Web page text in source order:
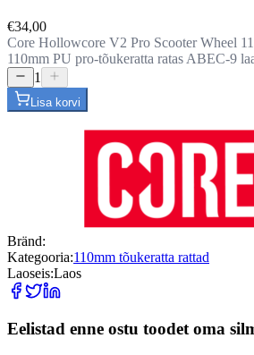
€34,00
Core Hollowcore V2 Pro Scooter Wheel
110mm PU pro-tõukeratta ratas ABEC-9
1
Lisa korvi
Bränd:
Kategooria:110mm tõukeratta rattad
Laoseis:Laos
Eelistad enne ostu toodet oma